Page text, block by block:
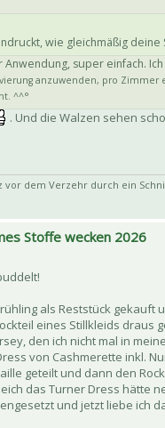
wie gleichmäßig
super einfach.
anzuwenden, pro
^^°
. Und die Walzen sehen
vor dem Verzehr durch ein
Stoffe wecken 2026
als Reststück
eines Stillkleids draus
den ich nicht mal in
von Cashmerette inkl.
geteilt und dann den
das Turner Dress hätte
und jetzt liebe ich